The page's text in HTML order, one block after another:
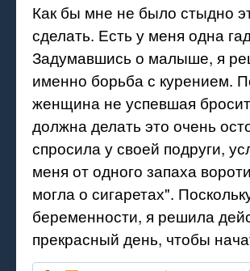
Как бы мне не было стыдно
сделать. Есть у меня одна
Задумавшись о малыше, я
именно борьба с курением.
женщина не успевшая
должна делать это очень
спросила у своей подруги,
меня от одного запаха
могла о сигаретах".
беременности, я решила
прекрасный день, чтобы